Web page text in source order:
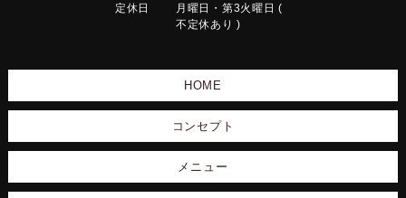
定休日
月曜日・第3火曜日 (
不定休あり )
HOME
コンセプト
メニュー